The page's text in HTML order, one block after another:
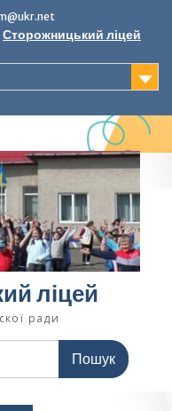
Сторожницький ліцей
ліцей
ради